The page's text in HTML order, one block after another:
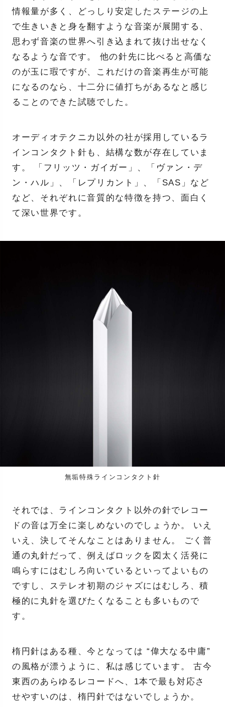
情報量が多く、どっしり安定したステージの上
で生きいきと身を翻すような音楽が展開する、
思わず音楽の世界へ引き込まれて抜け出せなく
なるような音です。 他の針先に比べると高価な
のが玉に瑕ですが、これだけの音楽再生が可能
になるのなら、十二分に値打ちがあるなと感じ
ることのできた試聴でした。
オーディオテクニカ以外の社が採用しているラ
インコンタクト針も、結構な数が存在していま
す。 「フリッツ・ガイガー」、「ヴァン・デ
ン・ハル」、「レプリカント」、「SAS」など
など、それぞれに音質的な特徴を持つ、面白く
て深い世界です。
無垢特殊ラインコンタクト針
それでは、ラインコンタクト以外の針でレコー
ドの音は万全に楽しめないのでしょうか。 いえ
いえ、決してそんなことはありません。 ごく普
通の丸針だって、例えばロックを図太く活発に
鳴らすにはむしろ向いているといってよいもの
ですし、ステレオ初期のジャズにはむしろ、積
極的に丸針を選びたくなることも多いもので
す。
楕円針はある種、今となっては “偉大なる中庸”
の風格が漂うように、私は感じています。 古今
東西のあらゆるレコードへ、1本で最も対応さ
せやすいのは、楕円針ではないでしょうか。